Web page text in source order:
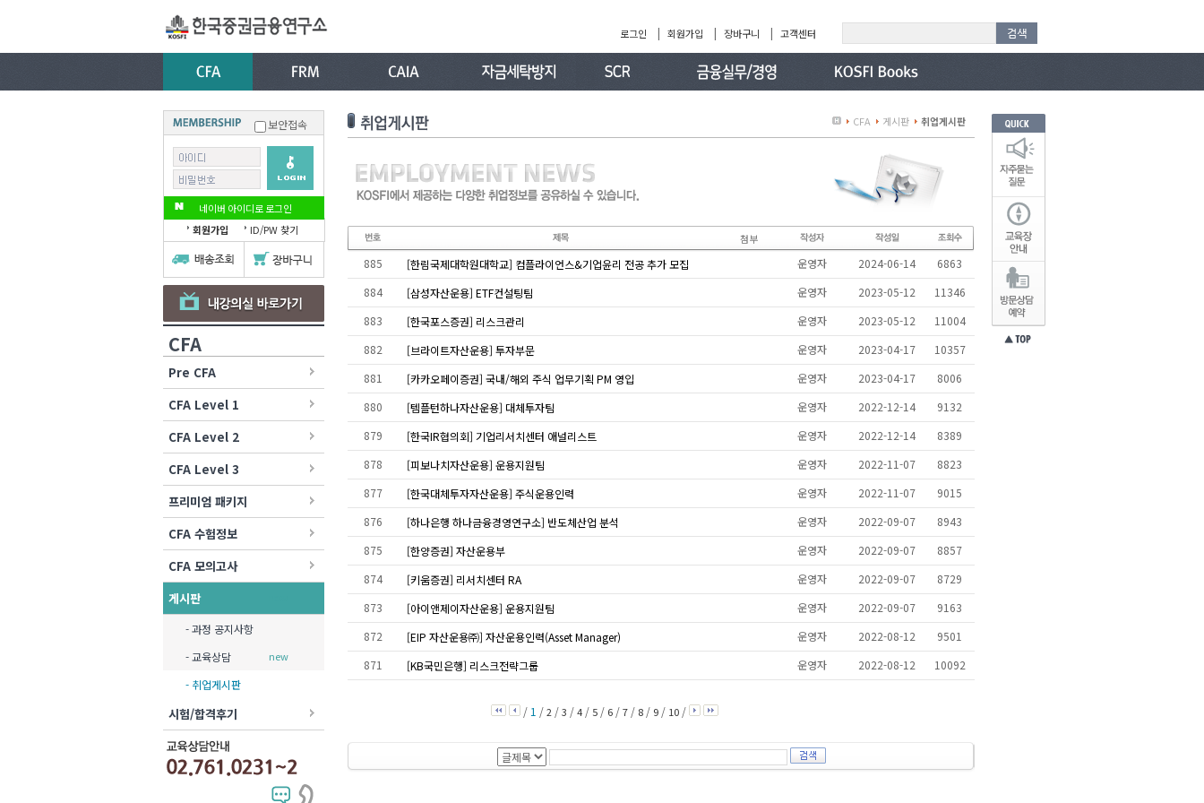
로그인 | 회원가입 | 장바구니 | 고객센터
보안접속
네이버 아이디로 로그인
회원가입
ID/PW 찾기
CFA
Pre CFA
CFA Level 1
CFA Level 2
CFA Level 3
프리미엄 패키지
CFA 수험정보
CFA 모의고사
게시판
- 과정 공지사항
- 교육상담
new
- 취업게시판
시험/합격후기
CFA 게시판 취업게시판
첨부
885 [한림국제대학원대학교] 컴플라이언스&기업윤리 전공 추가 모집 운영자 2024-06-14
6863
884
[삼성자산운용] ETF컨설팅팀 운영자 2023-05-12
11346
883
[한국포스증권] 리스크관리 운영자 2023-05-12
11004
882
[브라이트자산운용] 투자부문 운영자 2023-04-17
10357
881
[카카오페이증권] 국내/해외 주식 업무기획 PM 영입 운영자 2023-04-17
8006
880
[템플턴하나자산운용] 대체투자팀 운영자 2022-12-14
9132
879
[한국IR협의회] 기업리서치센터 애널리스트 운영자 2022-12-14
8389
878
[피보나치자산운용] 운용지원팀 운영자 2022-11-07
8823
877
[한국대체투자자산운용] 주식운용인력 운영자 2022-11-07
9015
876
[하나은행 하나금융경영연구소] 반도체산업 분석 운영자 2022-09-07
8943
875
[한양증권] 자산운용부 운영자 2022-09-07
8857
874
[키움증권] 리서치센터 RA 운영자 2022-09-07
8729
873
[아이앤제이자산운용] 운용지원팀 운영자 2022-09-07
9163
872
[EIP 자산운용㈜] 자산운용인력(Asset Manager) 운영자 2022-08-12
9501
871
[KB국민은행] 리스크전략그룹 운영자 2022-08-12 10092
/ 1 /2 /3 /4 / 5 / 6 /7 / 8 / 9 / 10 /